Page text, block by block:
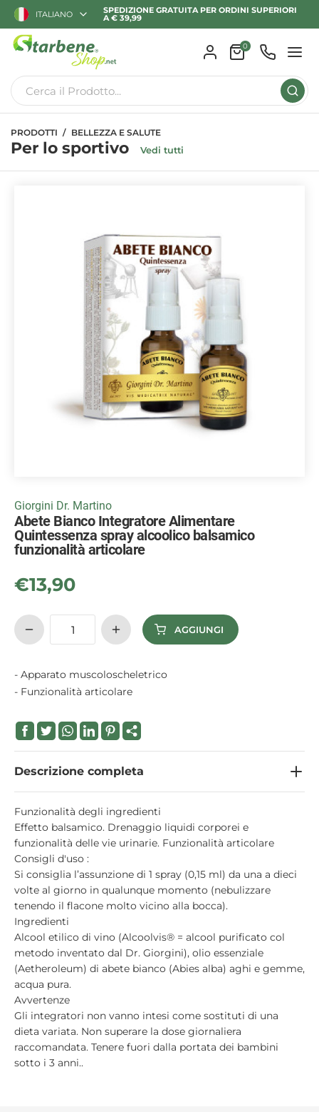
ITALIANO SPEDIZIONE GRATUITA PER ORDINI SUPERIORI
A € 39,99
0
PRODOTTI BELLEZZA E SALUTE
Per lo sportivo Vedi tutti
Giorgini Dr. Martino
Abete Bianco Integratore Alimentare
Quintessenza spray alcoolico balsamico
funzionalità articolare
€13,90
AGGIUNGI
- Apparato muscoloscheletrico
- Funzionalità articolare
Descrizione completa
Funzionalità degli ingredienti
Effetto balsamico. Drenaggio liquidi corporei e
funzionalità delle vie urinarie. Funzionalità articolare
Consigli d'uso :
Si consiglia l’assunzione di 1 spray (0,15 ml) da una a dieci
volte al giorno in qualunque momento (nebulizzare
tenendo il flacone molto vicino alla bocca).
Ingredienti
Alcool etilico di vino (Alcoolvis® = alcool purificato col
metodo inventato dal Dr. Giorgini), olio essenziale
(Aetheroleum) di abete bianco (Abies alba) aghi e gemme,
acqua pura.
Avvertenze
Gli integratori non vanno intesi come sostituti di una
dieta variata. Non superare la dose giornaliera
raccomandata. Tenere fuori dalla portata dei bambini
sotto i 3 anni..